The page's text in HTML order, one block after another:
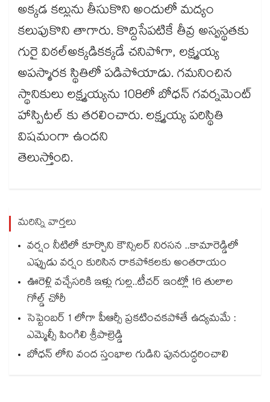
అక్కడ కల్లును తీసుకొని అందులో మద్యం
కలుపుకొని తాగారు. కొద్దిసేపటికే తీవ్ర అస్వస్థతకు
గురై విఠల్​అక్కడికక్కడే చనిపోగా, లక్ష్మయ్య
అపస్మారక స్థితిలో పడిపోయాడు. గమనించిన
స్థానికులు లక్ష్మయ్యను 108లో బోధన్​ గవర్నమెంట్
హాస్పిటల్ కు తరలించారు. లక్ష్మయ్య పరిస్థితి
విషమంగా ఉందని
తెలుస్తోంది.
మరిన్ని వార్తలు
వర్షం నీటిలో కూర్చొని కౌన్సిలర్ నిరసన ..కామారెడ్డిలో
ఎప్పుడు వర్షం కురిసిన రాకపోకలకు అంతరాయం
ఊరెళ్లి వచ్చేసరికి ఇళ్లు గుల్ల..టీచర్ ఇంట్లో 16 తులాల
గోల్డ్ చోరీ
సెప్టెంబర్ 1 లోగా పీఆర్సీ ప్రకటించకపోతే ఉద్యమమే :
ఎమ్మెల్సీ పింగిలి శ్రీపాల్రెడ్డి
బోధన్ లోని వంద స్తంభాల గుడిని పునరుద్ధరించాలి